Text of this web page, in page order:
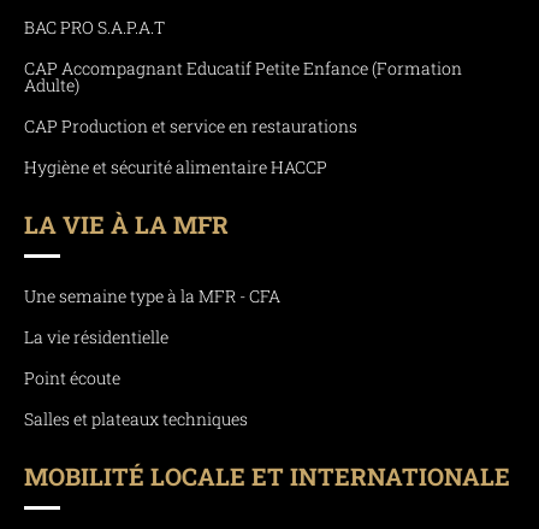
BAC PRO S.A.P.A.T
CAP Accompagnant Educatif Petite Enfance (Formation
Adulte)
CAP Production et service en restaurations
Hygiène et sécurité alimentaire HACCP
LA VIE À LA MFR
Une semaine type à la MFR - CFA
La vie résidentielle
Point écoute
Salles et plateaux techniques
MOBILITÉ LOCALE ET INTERNATIONALE